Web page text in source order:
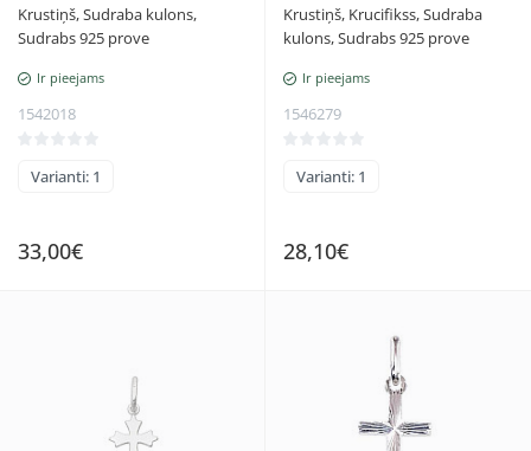
Krustiņš, Sudraba kulons,
Sudrabs 925 prove
Ir pieejams
1542018
Varianti: 1
33,00€
Krustiņš, Krucifikss, Sudraba
kulons, Sudrabs 925 prove
Ir pieejams
1546279
Varianti: 1
28,10€